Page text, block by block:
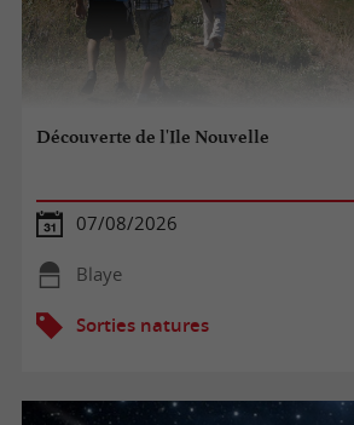
Découverte de l'Ile Nouvelle
07/08/2026
Blaye
Sorties natures